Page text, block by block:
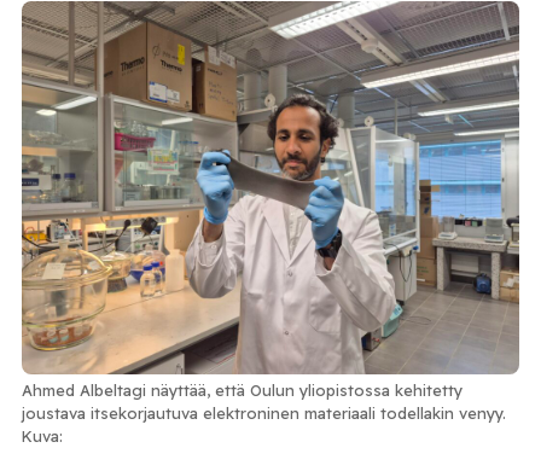
Ahmed Albeltagi näyttää, että Oulun yliopistossa kehitetty
joustava itsekorjautuva elektroninen materiaali todellakin venyy.
Kuva: